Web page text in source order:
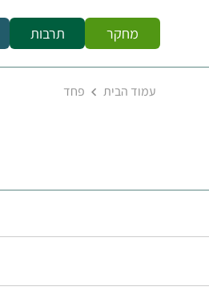
מחקר תרבות
עמוד הבית פחד